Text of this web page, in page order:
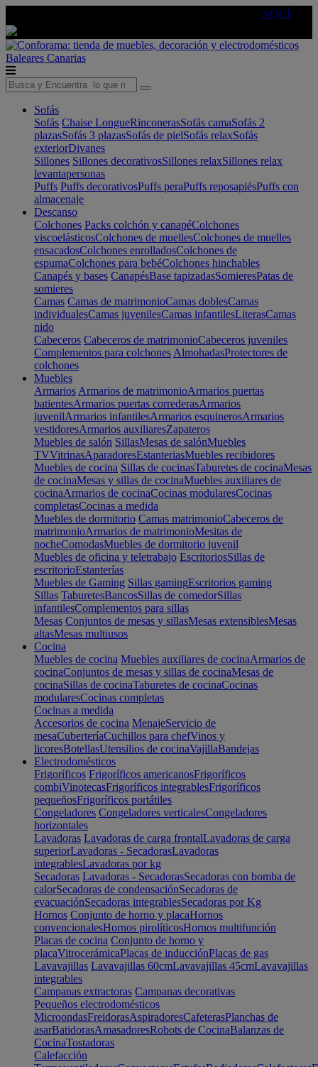
AQUÍ
Baleares Canarias
Sofás
Sofás Chaise LongueRinconerasSofás camaSofás 2
plazasSofás 3 plazasSofás de pielSofás relaxSofás
exteriorDivanes
Sillones Sillones decorativosSillones relaxSillones relax
levantapersonas
Puffs Puffs decorativosPuffs peraPuffs reposapiésPuffs con
almacenaje
Descanso
Colchones Packs colchón y canapéColchones
viscoelásticosColchones de muellesColchones de muelles
ensacadosColchones enrolladosColchones de
espumaColchones para bebéColchones hinchables
Canapés y bases CanapésBase tapizadasSomieresPatas de
somieres
Camas Camas de matrimonioCamas doblesCamas
individualesCamas juvenilesCamas infantilesLiterasCamas
nido
Cabeceros Cabeceros de matrimonioCabeceros juveniles
Complementos para colchones AlmohadasProtectores de
colchones
Muebles
Armarios Armarios de matrimonioArmarios puertas
batientesArmarios puertas correderasArmarios
juvenilArmarios infantilesArmarios esquinerosArmarios
vestidoresArmarios auxiliaresZapateros
Muebles de salón SillasMesas de salónMuebles
TVVitrinasAparadoresEstanteriasMuebles recibidores
Muebles de cocina Sillas de cocinasTaburetes de cocinaMesas
de cocinaMesas y sillas de cocinaMuebles auxiliares de
cocinaArmarios de cocinaCocinas modularesCocinas
completasCocinas a medida
Muebles de dormitorio Camas matrimonioCabeceros de
matrimonioArmarios de matrimonioMesitas de
nocheComodasMuebles de dormitorio juvenil
Muebles de oficina y teletrabajo EscritoriosSillas de
escritorioEstanterías
Muebles de Gaming Sillas gamingEscritorios gaming
Sillas TaburetesBancosSillas de comedorSillas
infantilesComplementos para sillas
Mesas Conjuntos de mesas y sillasMesas extensiblesMesas
altasMesas multiusos
Cocina
Muebles de cocina Muebles auxiliares de cocinaArmarios de
cocinaConjuntos de mesas y sillas de cocinaMesas de
cocinaSillas de cocinaTaburetes de cocinaCocinas
modularesCocinas completas
Cocinas a medida
Accesorios de cocina MenajeServicio de
mesaCuberteríaCuchillos para chefVinos y
licoresBotellasUtensilios de cocinaVajillaBandejas
Electrodomésticos
Frigoríficos Frigoríficos americanosFrigoríficos
combiVinotecasFrigoríficos integrablesFrigoríficos
pequeñosFrigoríficos portátiles
Congeladores Congeladores verticalesCongeladores
horizontales
Lavadoras Lavadoras de carga frontalLavadoras de carga
superiorLavadoras - SecadorasLavadoras
integrablesLavadoras por kg
Secadoras Lavadoras - SecadorasSecadoras con bomba de
calorSecadoras de condensaciónSecadoras de
evacuaciónSecadoras integrablesSecadoras por Kg
Hornos Conjunto de horno y placaHornos
convencionalesHornos pirolíticosHornos multifunción
Placas de cocina Conjunto de horno y
placaVitrocerámicaPlacas de inducciónPlacas de gas
Lavavajillas Lavavajillas 60cmLavavajillas 45cmLavavajillas
integrables
Campanas extractoras Campanas decorativas
Pequeños electrodomésticos
MicroondasFreidorasAspiradoresCafeterasPlanchas de
asarBatidorasAmasadoresRobots de CocinaBalanzas de
CocinaTostadoras
Calefacción